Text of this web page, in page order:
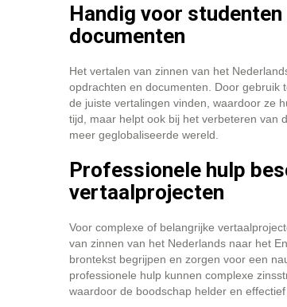
Handig voor
documenten
Het vertalen van zinnen van het
opdrachten en documenten. Door gebruik
de juiste vertalingen vinden, waardoor ze
tijd, maar helpt ook bij het verbeteren van
meer geglobaliseerde wereld.
Professionele hulp
vertaalprojecten
Voor complexe of belangrijke
van zinnen van het Nederlands naar het
brontekst begrijpen en zorgen voor een
professionele hulp kunnen complexe
waardoor de boodschap helder en